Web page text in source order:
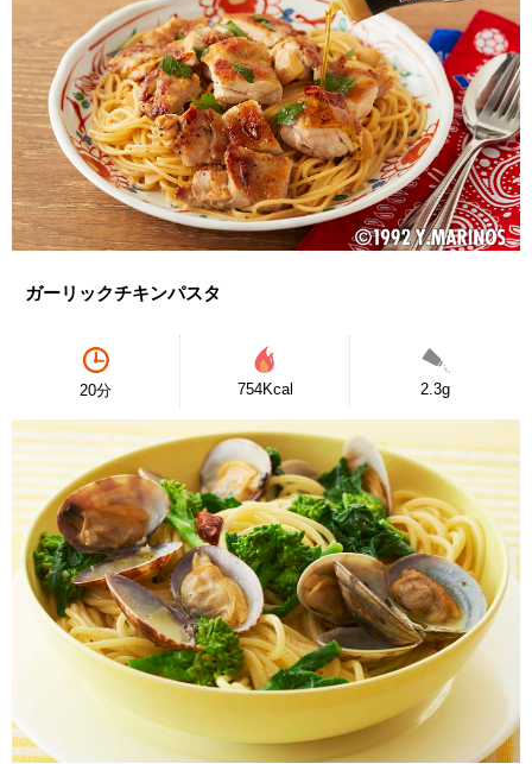
ガーリックチキンパスタ
20分 754Kcal 2.3g